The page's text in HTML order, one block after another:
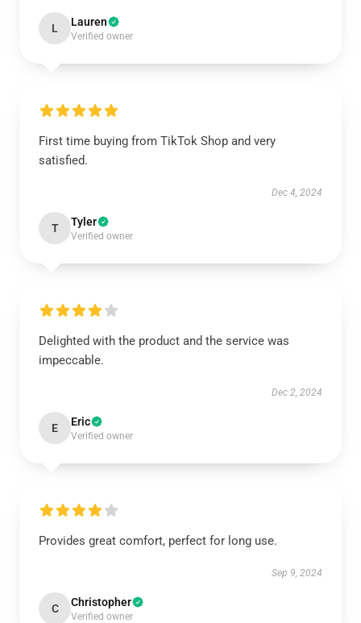
L Lauren
Verified owner
First time buying from TikTok Shop and very
satisfied.
Dec 4, 2024
T Tyler
Verified owner
Delighted with the product and the service was
impeccable.
Dec 2, 2024
E Eric
Verified owner
Provides great comfort, perfect for long use.
Sep 9, 2024
C Christopher
Verified owner